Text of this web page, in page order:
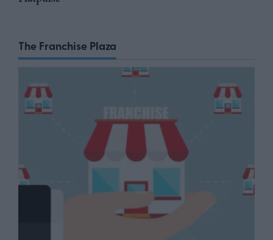
The Franchise Plaza